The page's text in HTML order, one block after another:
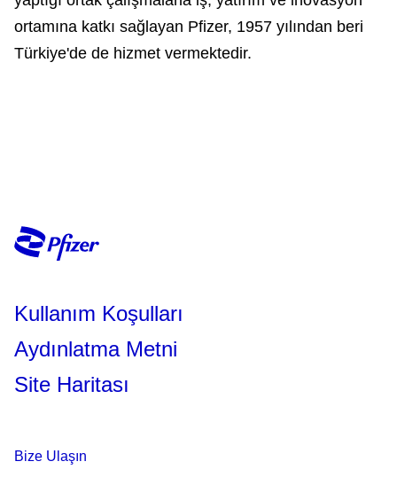
ortamına katkı sağlayan Pfizer, 1957 yılından beri
Türkiye'de de hizmet vermektedir.
Kullanım Koşulları
Aydınlatma Metni
Site Haritası
Bize Ulaşın